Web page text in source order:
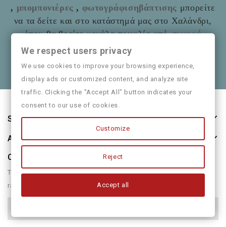
, μπομπονιέρες , φωτογράφισηβάπτισης μπορείτε
να τα δείτε και στο κατάστημά μας στο Χαλάνδρι,
όπου θα βρείτε μεγάλη ποικιλία απόσυναφή
είδη όπως και παιδικά ρούχα
Θα χαρούμε να τα πούμε και από κοντά
Store Information
About Us
Our Newsletter
There are many variations of passages of form humour or
randomised
We respect users privacy
We use cookies to improve your browsing experience,
display ads or customized content, and analyze site
traffic. Clicking the "Accept All" button indicates your
consent to our use of cookies.
Customize
Reject
Accept all